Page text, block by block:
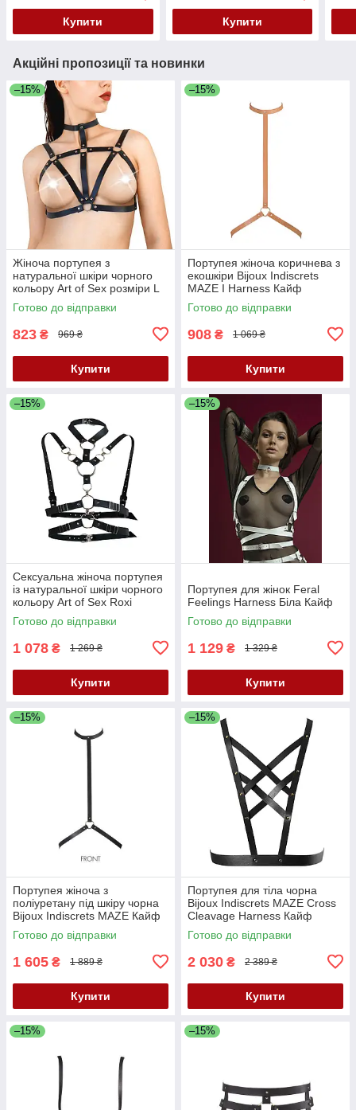
Купити Купити
Акційні пропозиції та новинки
–15%
Жіноча портупея з
натуральної шкіри чорного
кольору Art of Sex розміри L
2XL Кайф
Готово до відправки
823 ₴ 969 ₴
Купити
–15%
Портупея жіноча коричнева з
екошкіри Bijoux Indiscrets
MAZE I Harness Кайф
Готово до відправки
908 ₴ 1 069 ₴
Купити
–15%
Сексуальна жіноча портупея
із натуральної шкіри чорного
кольору Art of Sex Roxi
розмір XS/2XL Кайф
Готово до відправки
1 078 ₴ 1 269 ₴
Купити
–15%
Портупея для жінок Feral
Feelings Harness Біла Кайф
Готово до відправки
1 129 ₴ 1 329 ₴
Купити
–15%
Портупея жіноча з
поліуретану під шкіру чорна
Bijoux Indiscrets MAZE Кайф
Готово до відправки
1 605 ₴ 1 889 ₴
Купити
–15%
Портупея для тіла чорна
Bijoux Indiscrets MAZE Cross
Cleavage Harness Кайф
Готово до відправки
2 030 ₴ 2 389 ₴
Купити
–15% –15%